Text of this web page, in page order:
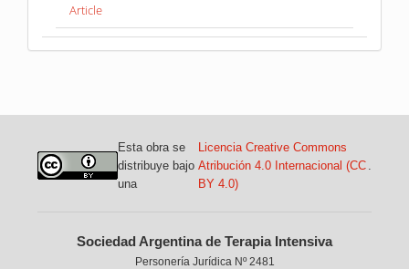
Article
Esta obra se
distribuye bajo
una
Licencia Creative Commons
Atribución 4.0 Internacional (CC
BY 4.0)
Sociedad Argentina de Terapia Intensiva
Personería Jurídica Nº 2481